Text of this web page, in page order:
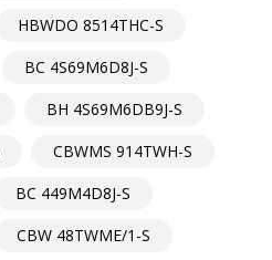
HBWDO 8514THC-S
BC 4S69M6D8J-S
BH 4S69M6DB9J-S
CBWMS 914TWH-S
BC 449M4D8J-S
CBW 48TWME/1-S